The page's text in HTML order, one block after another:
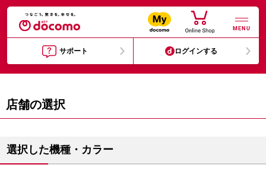
MENU
サポート ログインする
店舗の選択
選択した機種・カラー